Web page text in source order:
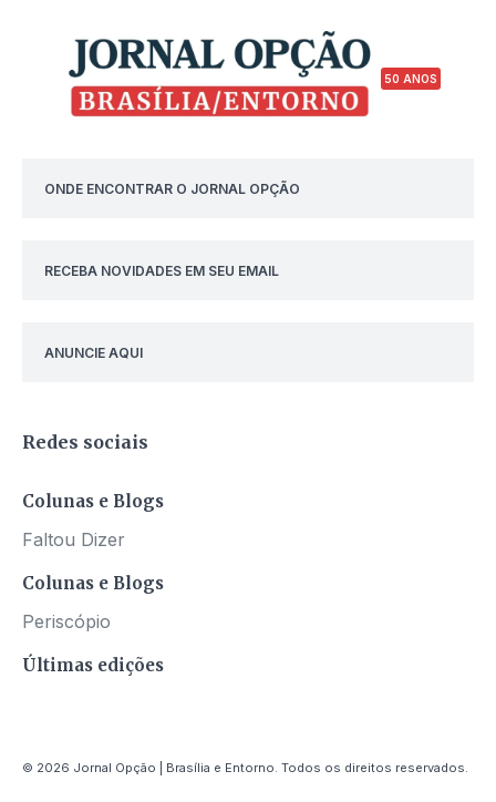
50 ANOS
ONDE ENCONTRAR O JORNAL OPÇÃO
RECEBA NOVIDADES EM SEU EMAIL
ANUNCIE AQUI
Redes sociais
Colunas e Blogs
Faltou Dizer
Colunas e Blogs
Periscópio
Últimas edições
© 2026 Jornal Opção | Brasília e Entorno. Todos os direitos reservados.